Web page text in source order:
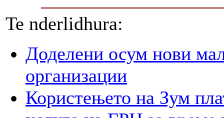
Te nderlidhura:
Доделени осум нови
организации
Користењето на Зум